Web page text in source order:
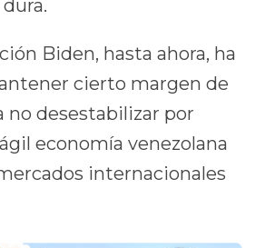
Biden, hasta ahora, ha
cierto margen de
no desestabilizar por
economía venezolana
internacionales